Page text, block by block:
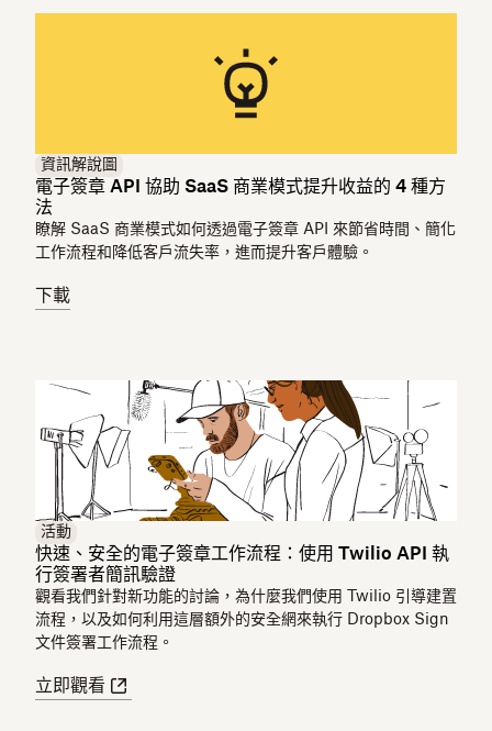
資訊解說圖
電子簽章 API 協助 SaaS 商業模式提升收益的 4 種方
法
瞭解 SaaS 商業模式如何透過電子簽章 API 來節省時間、簡化
工作流程和降低客戶流失率，進而提升客戶體驗。
下載
活動
快速、安全的電子簽章工作流程：使用 Twilio API 執
行簽署者簡訊驗證
觀看我們針對新功能的討論，為什麼我們使用 Twilio 引導建置
流程，以及如何利用這層額外的安全網來執行 Dropbox Sign
文件簽署工作流程。
立即觀看